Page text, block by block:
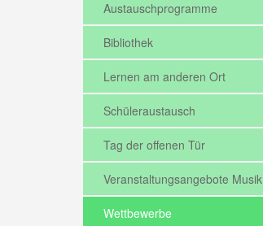
Austauschprogramme
Bibliothek
Lernen am anderen Ort
Schüleraustausch
Tag der offenen Tür
Veranstaltungsangebote Musik
Wettbewerbe